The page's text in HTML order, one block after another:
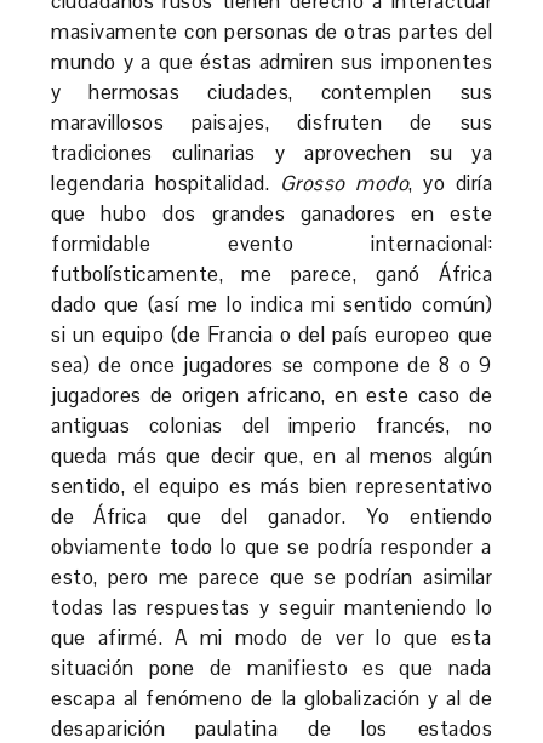
masivamente con personas de otras partes del
mundo y a que éstas admiren sus imponentes
y hermosas ciudades, contemplen sus
maravillosos paisajes, disfruten de sus
tradiciones culinarias y aprovechen su ya
legendaria hospitalidad. Grosso modo, yo diría
que hubo dos grandes ganadores en este
formidable evento internacional:
futbolísticamente, me parece, ganó África
dado que (así me lo indica mi sentido común)
si un equipo (de Francia o del país europeo que
sea) de once jugadores se compone de 8 o 9
jugadores de origen africano, en este caso de
antiguas colonias del imperio francés, no
queda más que decir que, en al menos algún
sentido, el equipo es más bien representativo
de África que del ganador. Yo entiendo
obviamente todo lo que se podría responder a
esto, pero me parece que se podrían asimilar
todas las respuestas y seguir manteniendo lo
que afirmé. A mi modo de ver lo que esta
situación pone de manifiesto es que nada
escapa al fenómeno de la globalización y al de
desaparición paulatina de los estados